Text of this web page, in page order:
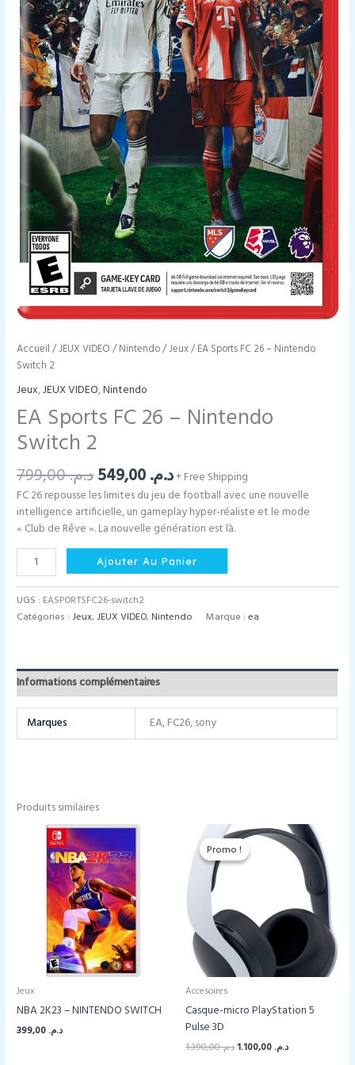
Accueil /JEUX VIDEO /Nintendo/Jeux/ EA Sports FC 26 – Nintendo
Switch 2
Jeux,JEUX VIDEO,Nintendo
EA Sports FC 26 – Nintendo
Switch 2
د.م.799,00 Le
prix
initial
était :
د.م. 799,00.
د.م.Le
prix
actuel
est :
+ Free Shipping
FC 26 repousse les limites du jeu de football avec une nouvelle
intelligence artificielle, un gameplay hyper-réaliste et le mode
« Club de Rêve ». La nouvelle génération est là.
quantité
de
EA
Sports
FC
Nintendo
Switch
2
Ajouter Au Panier
UGS : EASPORTSFC26-switch2
Catégories :Jeux,JEUX VIDEO, Nintendo Marque :ea
Informations complémentaires
Marques EA, FC26, sony
Produits similaires
Jeux
NBA 2K23 – NINTENDO SWITCH
د.م.
Promo !
Promo !
Accesoires
Casque-micro PlayStation 5
Pulse 3D
د.م.1.390,00
Le
د.م.Le